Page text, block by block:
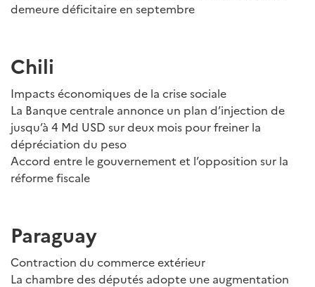
demeure déficitaire en septembre
Chili
Impacts économiques de la crise sociale
La Banque centrale annonce un plan d’injection de
jusqu’à 4 Md USD sur deux mois pour freiner la
dépréciation du peso
Accord entre le gouvernement et l’opposition sur la
réforme fiscale
Paraguay
Contraction du commerce extérieur
La chambre des députés adopte une augmentation